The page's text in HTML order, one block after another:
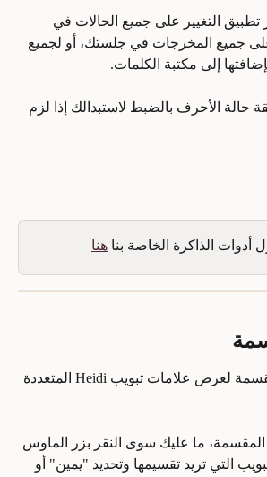
تطبيق التغيير على جميع الحالات في
جميع المخرجات في جلستك، أو لجميع
إلى مكتبة الكلمات.
حالة الأحرف بالضبط لاستبدالك إذا لزم
أدوات الذاكرة الخاصة بنا هنا
استخدم الشاشة المقسمة لعرض علامات تبويب Heidi المتعددة
ما عليك سوى النقر بزر الماوس
التي تريد تقسيمها وتحديد "يمين" أو